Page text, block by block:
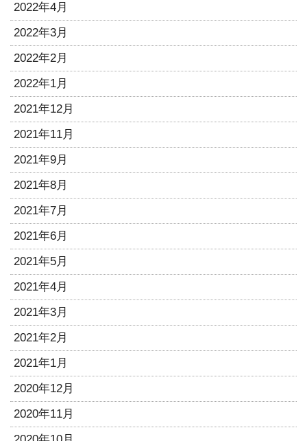
2022年4月
2022年3月
2022年2月
2022年1月
2021年12月
2021年11月
2021年9月
2021年8月
2021年7月
2021年6月
2021年5月
2021年4月
2021年3月
2021年2月
2021年1月
2020年12月
2020年11月